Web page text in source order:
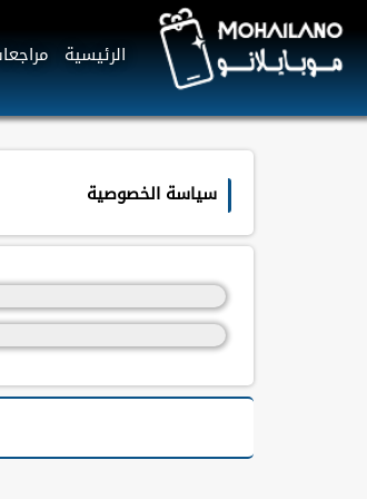
الرئيسية
سياسة الخصوصية
سياسية الخصوصيه
خصوصيتك أيها الزائر لها
تمثل أنواع المعلومات